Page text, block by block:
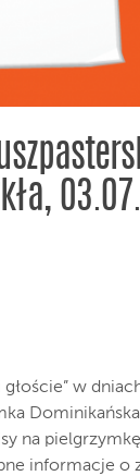
głoście” w
na
informacje o